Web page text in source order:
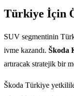
Türkiye İçin
SUV segmentinin
ivme kazandı. Škoda
artıracak stratejik bir
Škoda Türkiye